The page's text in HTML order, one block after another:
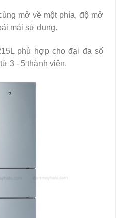
mở về một phía, độ mở
mái sử dụng.
phù hợp cho đại đa số
3 - 5 thành viên.